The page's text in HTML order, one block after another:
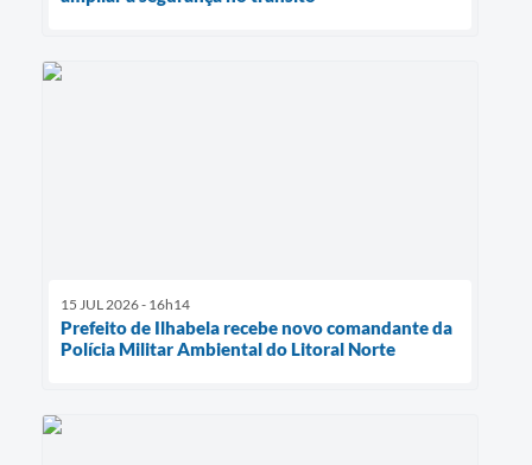
15 JUL 2026 - 16h14
Prefeito de Ilhabela recebe novo comandante da
Polícia Militar Ambiental do Litoral Norte